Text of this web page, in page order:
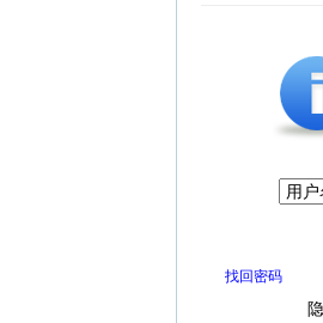
找回密码